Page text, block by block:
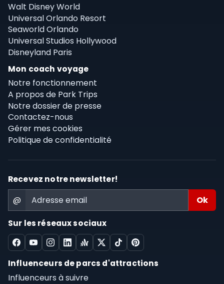
Walt Disney World
Universal Orlando Resort
Seaworld Orlando
Universal Studios Hollywood
Disneyland Paris
Mon coach voyage
Notre fonctionnement
A propos de Park Trips
Notre dossier de presse
Contactez-nous
Gérer mes cookies
Politique de confidentialité
Recevez notre newsletter!
@
Sur les réseaux sociaux
Influenceurs de parcs d'attractions
Influenceurs à suivre